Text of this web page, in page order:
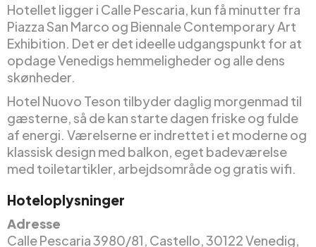
Hotellet ligger i Calle Pescaria, kun få minutter fra
Piazza San Marco og Biennale Contemporary Art
Exhibition. Det er det ideelle udgangspunkt for at
opdage Venedigs hemmeligheder og alle dens
skønheder.
Hotel Nuovo Teson tilbyder daglig morgenmad til
gæsterne, så de kan starte dagen friske og fulde
af energi. Værelserne er indrettet i et moderne og
klassisk design med balkon, eget badeværelse
med toiletartikler, arbejdsområde og gratis wifi.
Hoteloplysninger
Adresse
Calle Pescaria 3980/81, Castello, 30122 Venedig,